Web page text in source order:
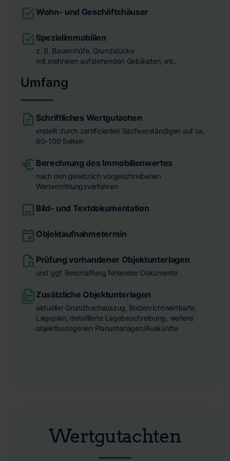
Wertgutachten
Wohn- und Geschäftshäuser
Spezialimmobilien
z. B. Bauernhöfe, Grundstücke
mit mehreren aufstehenden Gebäuden, etc.
Umfang
Schriftliches Wertgutachen
erstellt durch zertifizierten Sachverständigen auf ca.
60–100 Seiten
Berechnung des Immobilienwertes
nach den gesetzlich vorgeschriebenen
Wertermittlungsverfahren
Bild- und Textdokumentation
Objektaufnahmetermin
Prüfung vorhandener Objektunterlagen
und ggf. Beschaffung fehlender Dokumente
Zusätzliche Objektunterlagen
aktueller Grundbuchauszug, Bodenrichtwertkarte,
Lageplan, detaillierte Lagebeschreibung, weitere
objektbezogenen Planunterlagen/Auskünfte